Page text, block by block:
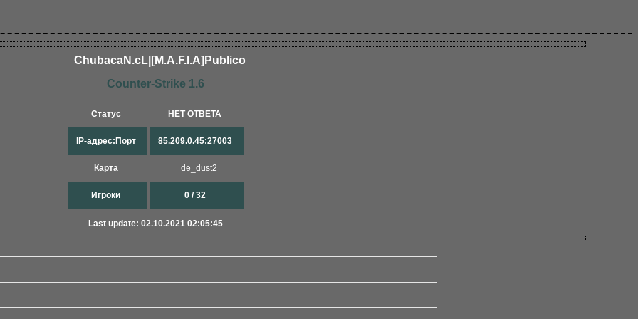
ChubacaN.cL|[M.A.F.I​.A]Publico​
Counter-Strike 1.6
Статус
IP-адрес:Порт
Карта
Игроки
НЕТ ОТВЕТА
85.209.0.45:27003
de_dust2
0 / 32
Last update: 02.10.2021 02:05:45